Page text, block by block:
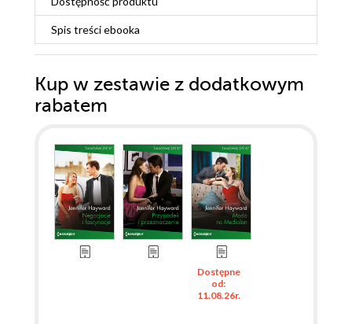
Spis treściebooka
Kup w zestawie z dodatkowym
rabatem
Dostępne
od:
11.08.26r.